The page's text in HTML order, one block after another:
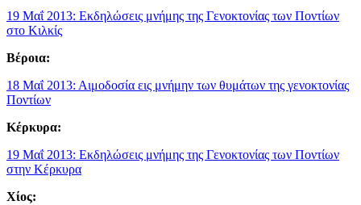
19 Μαΐ 2013: Εκδηλώσεις μνήμης της Γενοκτονίας των Ποντίων
στο Κιλκίς
Βέροια:
18 Μαΐ 2013: Αιμοδοσία εις μνήμην των θυμάτων της γενοκτονίας
Ποντίων
Κέρκυρα:
19 Μαΐ 2013: Εκδηλώσεις μνήμης της Γενοκτονίας των Ποντίων
στην Κέρκυρα
Χίος: